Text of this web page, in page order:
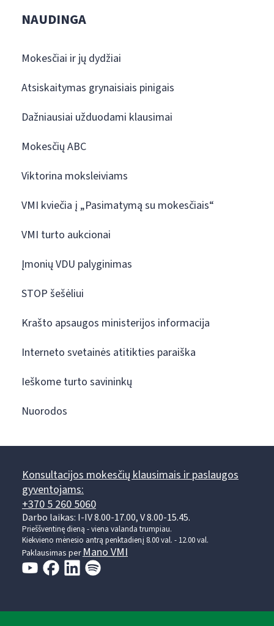
NAUDINGA
Mokesčiai ir jų dydžiai
Atsiskaitymas grynaisiais pinigais
Dažniausiai užduodami klausimai
Mokesčių ABC
Viktorina moksleiviams
VMI kviečia į „Pasimatymą su mokesčiais“
VMI turto aukcionai
Įmonių VDU palyginimas
STOP šešėliui
Krašto apsaugos ministerijos informacija
Interneto svetainės atitikties paraiška
Ieškome turto savininkų
Nuorodos
Konsultacijos mokesčių klausimais ir paslaugos
gyventojams:
+370 5 260 5060
Darbo laikas: I-IV 8.00-17.00, V 8.00-15.45.
Prieššventinę dieną - viena valanda trumpiau.
Kiekvieno mėnesio antrą penktadienį 8.00 val. - 12.00 val.
Paklausimas perMano VMI